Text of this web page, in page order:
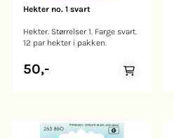
Hekter no. 1 svart
Hekter. Størrelser 1. Farge svart.
12 par hekter i pakken.
50,-